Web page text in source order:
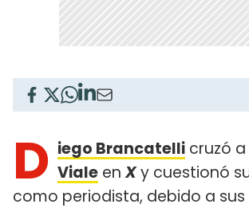
D iego Brancatelli cruzó a
Viale enXy cuestionó
como periodista, debido a sus